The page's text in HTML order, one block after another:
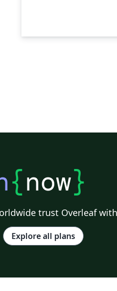
{now}
trust Overleaf
Explore all plans